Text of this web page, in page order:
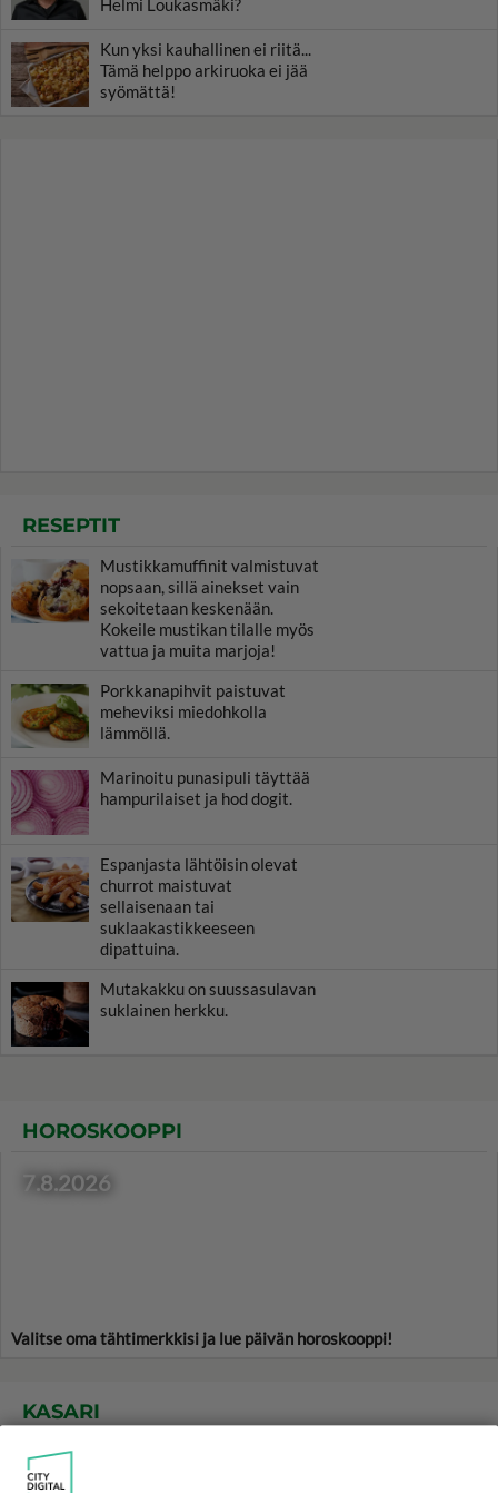
Helmi Loukasmäki?
Kun yksi kauhallinen ei riitä...
Tämä helppo arkiruoka ei jää
syömättä!
RESEPTIT
Mustikkamuffinit valmistuvat
nopsaan, sillä ainekset vain
sekoitetaan keskenään.
Kokeile mustikan tilalle myös
vattua ja muita marjoja!
Porkkanapihvit paistuvat
meheviksi miedohkolla
lämmöllä.
Marinoitu punasipuli täyttää
hampurilaiset ja hod dogit.
Espanjasta lähtöisin olevat
churrot maistuvat
sellaisenaan tai
suklaakastikkeeseen
dipattuina.
Mutakakku on suussasulavan
suklainen herkku.
HOROSKOOPPI
7.8.2026
Valitse oma tähtimerkkisi ja lue päivän horoskooppi!
KASARI